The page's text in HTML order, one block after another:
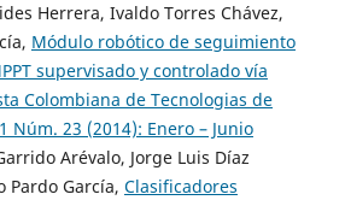
Herrera, Ivaldo Torres Chávez,
Módulo robótico de seguimiento
supervisado y controlado vía
Colombiana de Tecnologias de
Núm. 23 (2014): Enero – Junio
Arévalo, Jorge Luis Díaz
Pardo García, Clasificadores